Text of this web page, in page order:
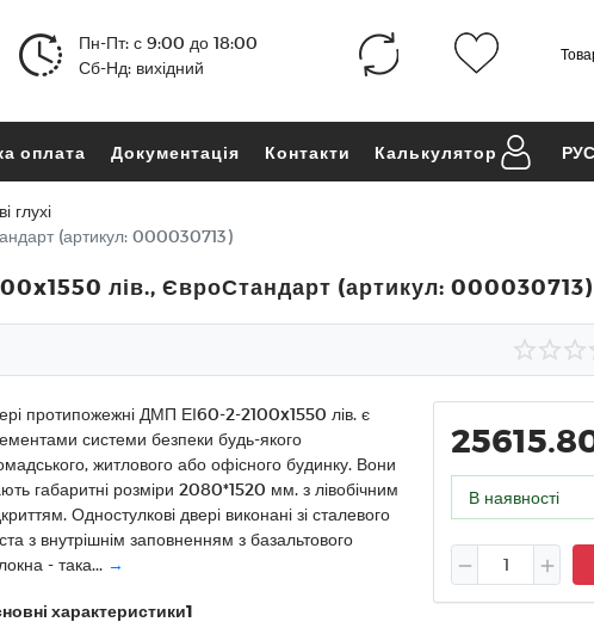
Пн-Пт: с 9:00 до 18:00
Сб-Нд: вихідний
оплата Документація Контакти Калькулятор РУС
глухі
(артикул: 000030713)
лів., ЄвроСтандарт (артикул: 000030713)
В наявності
протипожежні ДМП ЕІ60-2-2100x1550 лів. є
системи безпеки будь-якого
житлового або офісного будинку. Вони
габаритні розміри 2080*1520 мм. з лівобічним
Одностулкові двері виконані зі сталевого
з внутрішнім заповненням з базальтового
- така... →
характеристики1